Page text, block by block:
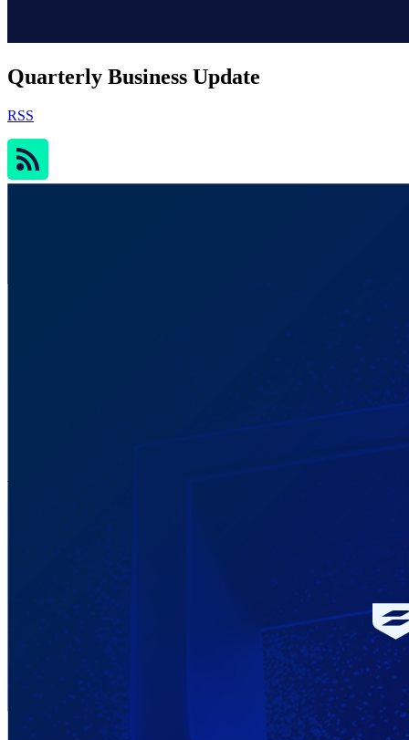
Quarterly Business Update
RSS